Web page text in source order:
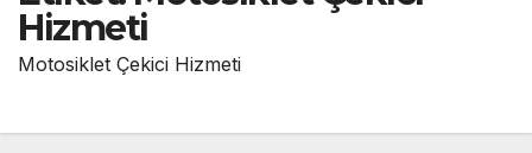
Hizmeti
Motosiklet Çekici Hizmeti